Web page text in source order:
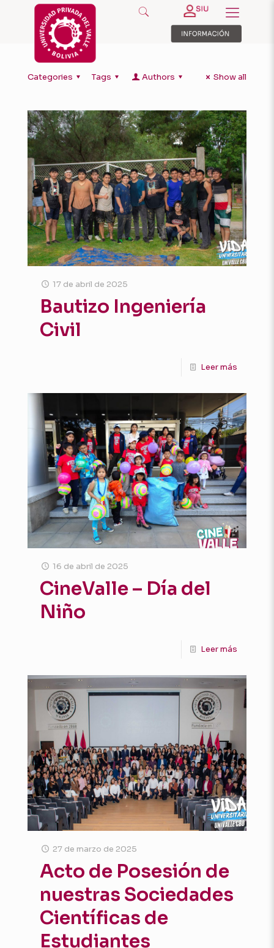
Categories Tags Authors Show all
17 de abril de 2025
Bautizo Ingeniería
Civil
Leer más
16 de abril de 2025
CineValle – Día del
Niño
Leer más
27 de marzo de 2025
Acto de Posesión de
nuestras Sociedades
Científicas de
Estudiantes